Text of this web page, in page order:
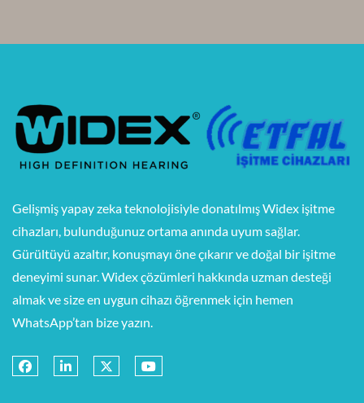
Gelişmiş yapay zeka teknolojisiyle donatılmış Widex işitme
cihazları, bulunduğunuz ortama anında uyum sağlar.
Gürültüyü azaltır, konuşmayı öne çıkarır ve doğal bir işitme
deneyimi sunar. Widex çözümleri hakkında uzman desteği
almak ve size en uygun cihazı öğrenmek için hemen
WhatsApp’tan bize yazın.